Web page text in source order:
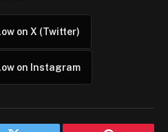
on X (Twitter)
on Instagram